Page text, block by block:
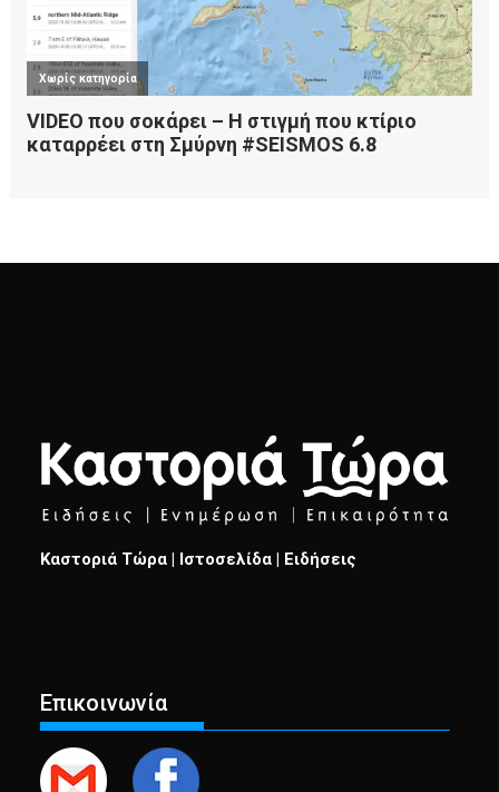
Καστοριά Τώρα | Ιστοσελίδα | Ειδήσεις
Επικοινωνία